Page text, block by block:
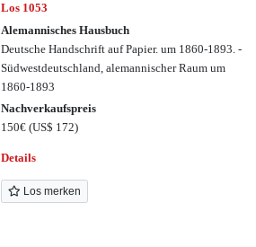
Los 1053
Alemannisches Hausbuch
Deutsche Handschrift auf Papier. um 1860-1893. -
Südwestdeutschland, alemannischer Raum um
1860-1893
Nachverkaufspreis
150€(US$ 172)
Details
Los merken